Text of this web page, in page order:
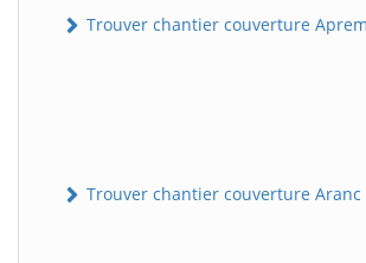
Trouver chantier couverture
Trouver chantier couverture Aranc